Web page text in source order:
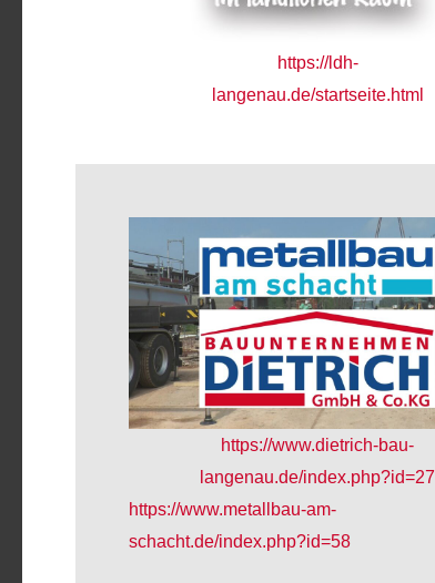
https://ldh-
langenau.de/startseite.html
https://www.dietrich-bau-
langenau.de/index.php?id=27
https://www.metallbau-am-
schacht.de/index.php?id=58